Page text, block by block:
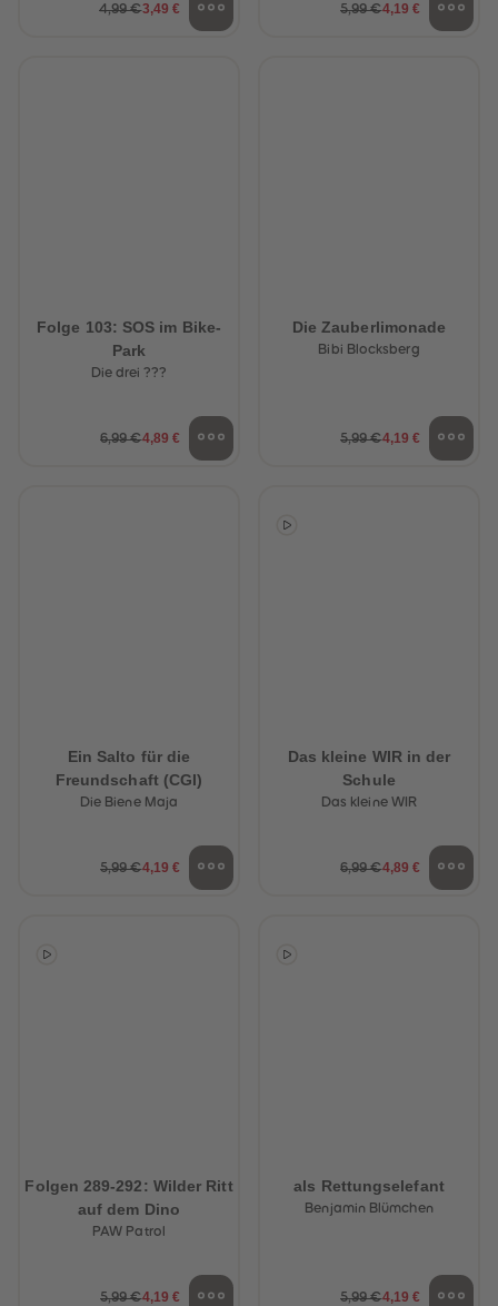
4,99 €3,49 € 5,99 €4,19 €
Folge 103: SOS im Bike-
Park
Die drei ???
6,99 €4,89 €
Die Zauberlimonade
Bibi Blocksberg
5,99 €4,19 €
Ein Salto für die
Freundschaft (CGI)
Die Biene Maja
5,99 €4,19 €
Das kleine WIR in der
Schule
Das kleine WIR
6,99 €4,89 €
Folgen 289-292: Wilder Ritt
auf dem Dino
PAW Patrol
5,99 €4,19 €
als Rettungselefant
Benjamin Blümchen
5,99 €4,19 €